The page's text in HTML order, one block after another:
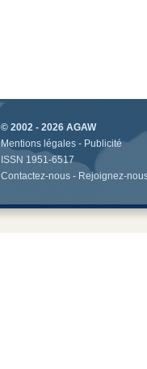
© 2002 - 2026 AGAW
Mentions légales - Publicité
ISSN 1951-6517
Contactez-nous - Rejoignez-